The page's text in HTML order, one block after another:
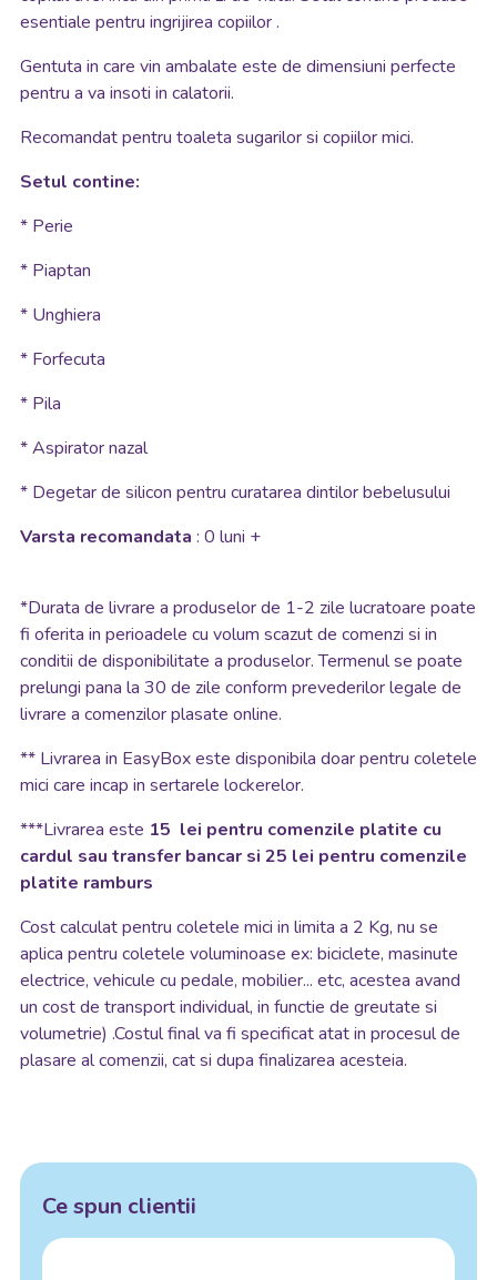
esentiale pentru ingrijirea copiilor .
Gentuta in care vin ambalate este de dimensiuni perfecte
pentru a va insoti in calatorii.
Recomandat pentru toaleta sugarilor si copiilor mici.
Setul contine:
* Perie
* Piaptan
* Unghiera
* Forfecuta
* Pila
* Aspirator nazal
* Degetar de silicon pentru curatarea dintilor bebelusului
Varsta recomandata : 0 luni +
*Durata de livrare a produselor de 1-2 zile lucratoare poate
fi oferita in perioadele cu volum scazut de comenzi si in
conditii de disponibilitate a produselor. Termenul se poate
prelungi pana la 30 de zile conform prevederilor legale de
livrare a comenzilor plasate online.
** Livrarea in EasyBox este disponibila doar pentru coletele
mici care incap in sertarele lockerelor.
***Livrarea este 15 lei pentru comenzile platite cu
cardul sau transfer bancar si 25 lei pentru comenzile
platite ramburs
Cost calculat pentru coletele mici in limita a 2 Kg, nu se
aplica pentru coletele voluminoase ex: biciclete, masinute
electrice, vehicule cu pedale, mobilier... etc, acestea avand
un cost de transport individual, in functie de greutate si
volumetrie) .Costul final va fi specificat atat in procesul de
plasare al comenzii, cat si dupa finalizarea acesteia.
Ce spun clientii